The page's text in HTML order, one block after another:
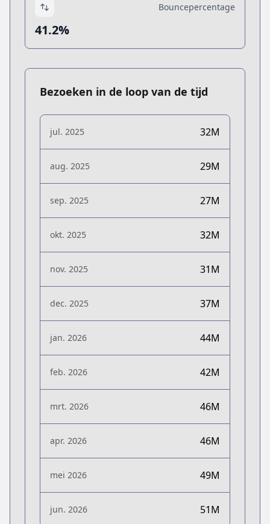
Bouncepercentage
41.2%
Bezoeken in de loop van de tijd
jul. 2025 32M
aug. 2025 29M
sep. 2025 27M
okt. 2025 32M
nov. 2025 31M
dec. 2025 37M
jan. 2026 44M
feb. 2026 42M
mrt. 2026 46M
apr. 2026 46M
mei 2026 49M
jun. 2026 51M